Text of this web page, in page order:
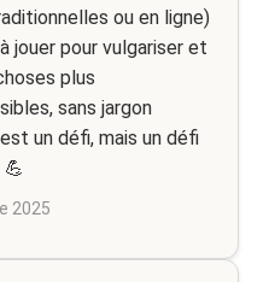
ou en ligne)
jouer pour vulgariser et
plus
sans jargon
un défi, mais un défi
2025